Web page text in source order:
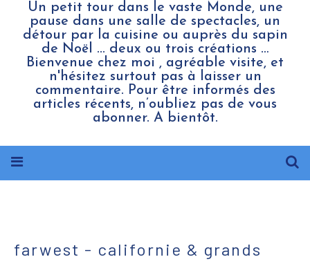
Un petit tour dans le vaste Monde, une
pause dans une salle de spectacles, un
détour par la cuisine ou auprès du sapin
de Noël ... deux ou trois créations …
Bienvenue chez moi , agréable visite, et
n'hésitez surtout pas à laisser un
commentaire. Pour être informés des
articles récents, n’oubliez pas de vous
abonner. A bientôt.
farwest - californie & grands